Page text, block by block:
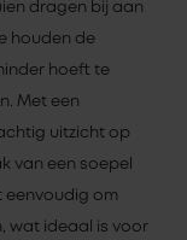
dragen bij aan
houden de
hoeft te
Met een
uitzicht op
van een soepel
eenvoudig om
wat ideaal is voor